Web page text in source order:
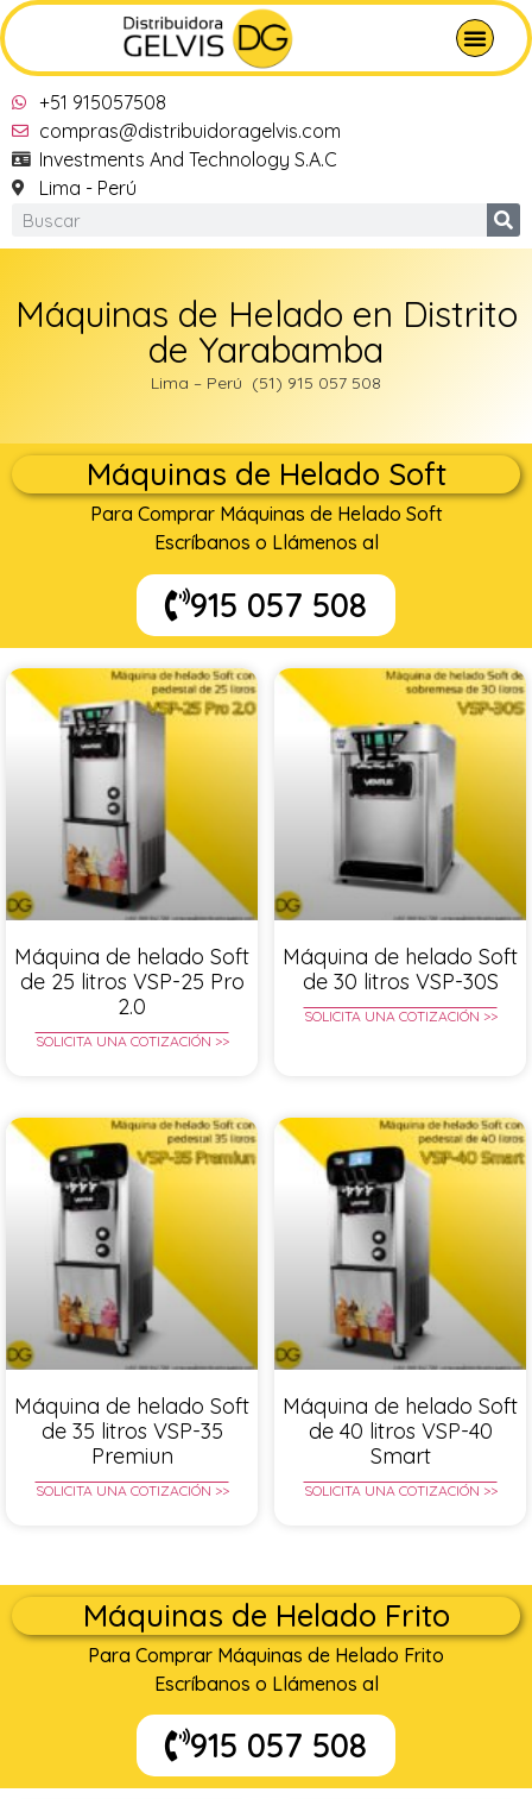
+51 915057508
compras@distribuidoragelvis.com
Investments And Technology S.A.C
Lima - Perú
Máquinas de Helado en Distrito
de Yarabamba
Lima – Perú (51) 915 057 508
Máquinas de Helado Soft
Para Comprar Máquinas de Helado Soft
Escríbanos o Llámenos al
915 057 508
Máquina de helado Soft
de 25 litros VSP-25 Pro
2.0
SOLICITA UNA COTIZACIÓN >>
Máquina de helado Soft
de 30 litros VSP-30S
SOLICITA UNA COTIZACIÓN >>
Máquina de helado Soft
de 35 litros VSP-35
Premiun
SOLICITA UNA COTIZACIÓN >>
Máquina de helado Soft
de 40 litros VSP-40
Smart
SOLICITA UNA COTIZACIÓN >>
Máquinas de Helado Frito
Para Comprar Máquinas de Helado Frito
Escríbanos o Llámenos al
915 057 508